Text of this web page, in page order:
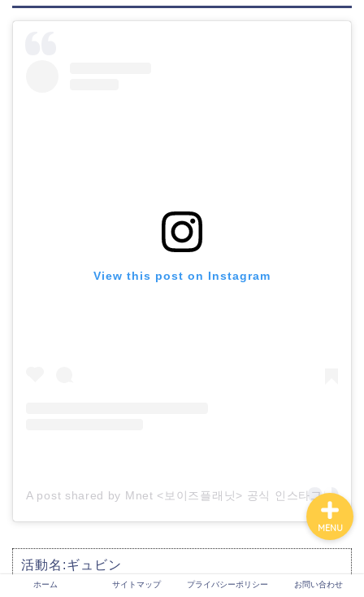
View this post on Instagram
A post shared by Mnet <보이즈플래닛> 공식 인스타그램 (@boysplanet.official)
活動名:ギュビン
票数:134万6105票
ホーム サイトマップ プライバシーポリシー お問い合わせ
MENU